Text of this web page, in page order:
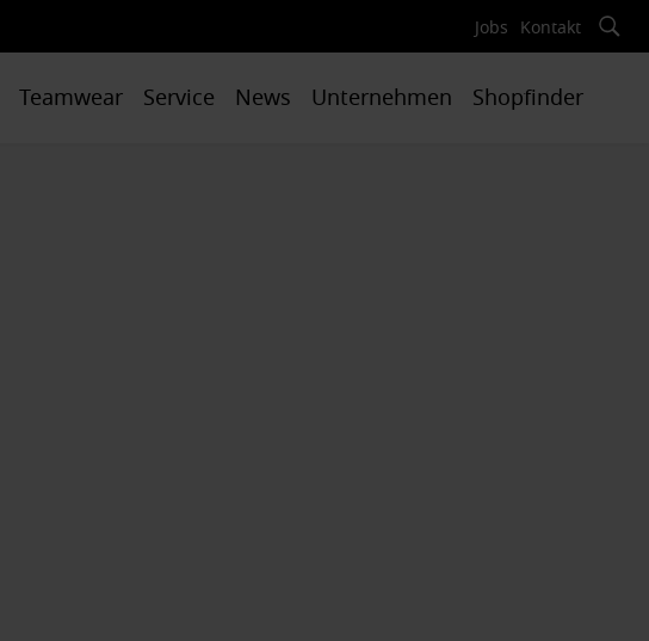
Jobs Kontakt
Teamwear Service News Unternehmen Shopfinder